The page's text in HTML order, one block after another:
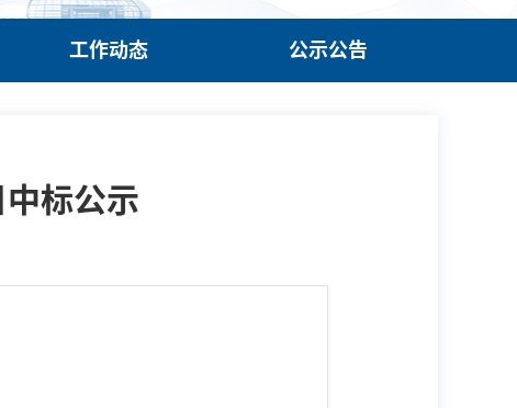
工作动态 公示公告
标公示